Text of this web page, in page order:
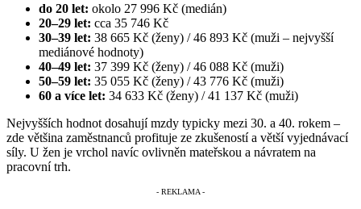
do 20 let: okolo 27 996 Kč (medián)
20–29 let: cca 35 746 Kč
30–39 let: 38 665 Kč (ženy) / 46 893 Kč (muži – nejvyšší
mediánové hodnoty)
40–49 let: 37 399 Kč (ženy) / 46 088 Kč (muži)
50–59 let: 35 055 Kč (ženy) / 43 776 Kč (muži)
60 a více let: 34 633 Kč (ženy) / 41 137 Kč (muži)
Nejvyšších hodnot dosahují mzdy typicky mezi 30. a 40. rokem –
zde většina zaměstnanců profituje ze zkušeností a větší vyjednávací
síly. U žen je vrchol navíc ovlivněn mateřskou a návratem na
pracovní trh.